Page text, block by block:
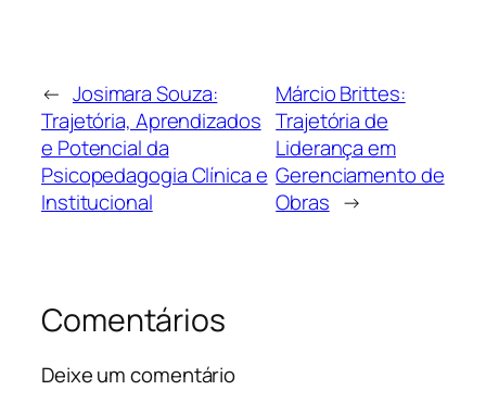
← Josimara Souza:
Trajetória, Aprendizados
e Potencial da
Psicopedagogia Clínica e
Institucional
Márcio Brittes:
Trajetória de
Liderança em
Gerenciamento de
Obras →
Comentários
Deixe um comentário